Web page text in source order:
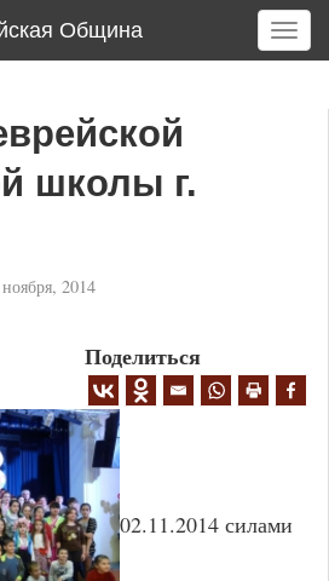
Община
T
o
i
o
школы г.
2014
Поделиться
02.11.2014 силами